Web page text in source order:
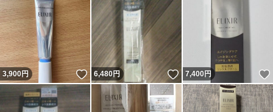
3,900円 いいね！
6,480円 いいね！
7,400円